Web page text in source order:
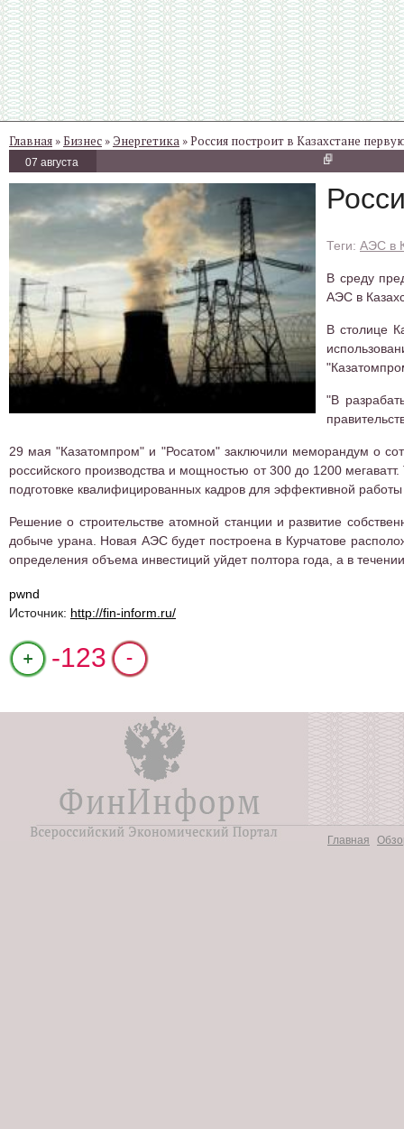
Главная »Бизнес » Энергетика » Россия построит в Казахстане
07 августа
АЭС в
В среду
АЭС в
В столице
"В
29 мая "Казатомпром" и "Росатом" заключили меморандум о
российского производства и мощностью от 300 до 1200
подготовке квалифицированных кадров для эффективной
Решение о строительстве атомной станции и развитие
добыче урана. Новая АЭС будет построена в Курчатове
определения объема инвестиций уйдет полтора года, а в
pwnd
Источник: http://fin-inform.ru/
+1
-123
Главная